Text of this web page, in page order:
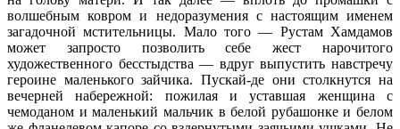
волшебным ковром и недоразумения с настоящим именем
загадочной мстительницы. Мало того — Рустам Хамдамов
может запросто позволить себе жест нарочитого
художественного бесстыдства — вдруг выпустить навстречу
героине маленького зайчика. Пускай-де они столкнутся на
вечерней набережной: пожилая и уставшая женщина с
чемоданом и маленький мальчик в белой рубашонке и белом